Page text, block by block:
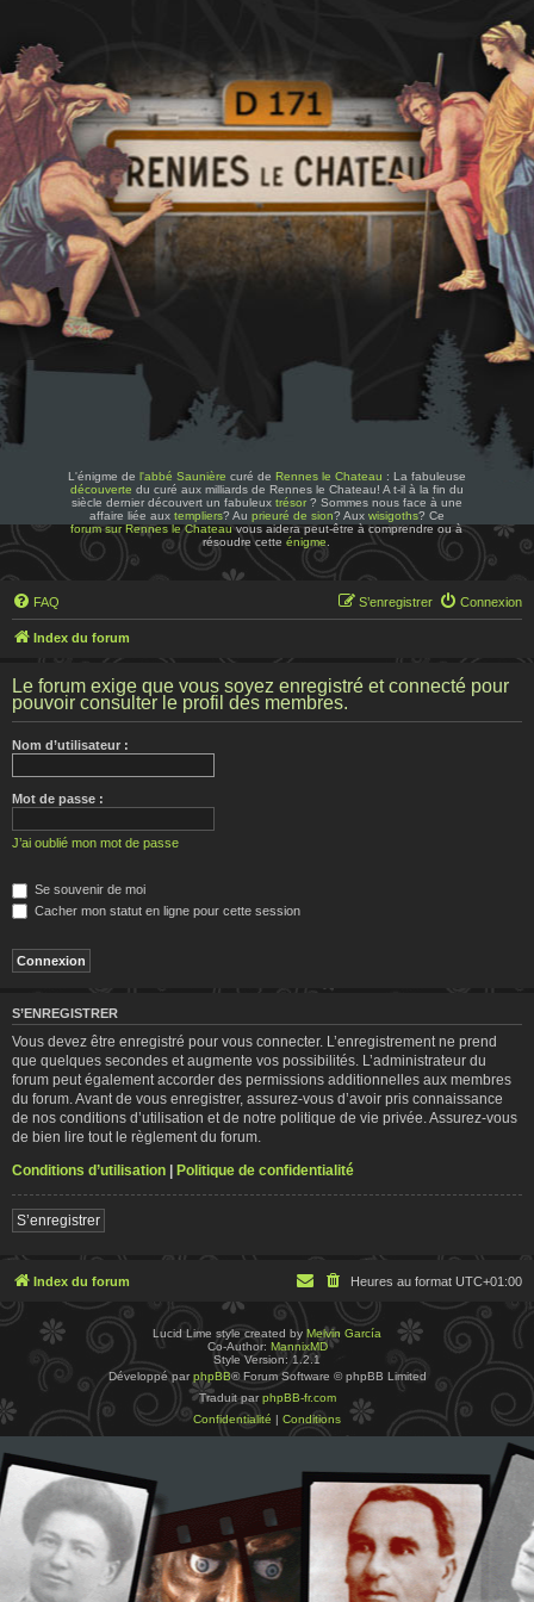
L'énigme de l'abbé Saunière curé de Rennes le Chateau : La fabuleuse
découverte du curé aux milliards de Rennes le Chateau! A t-il à la fin du
siècle dernier découvert un fabuleux trésor? Sommes nous face à une
affaire liée aux templiers? Au prieuré de sion? Aux wisigoths? Ce
forum sur Rennes le Chateauvous aidera peut-être à comprendre ou à
résoudre cetteénigme
FAQ Connexion
S’enregistrer
Index du forum
Le forum exige que vous soyez enregistré et connecté pour
pouvoir consulter le profil des membres.
Nom d’utilisateur :
Mot de passe :
J’ai oublié mon mot de passe
Se souvenir de moi
Cacher mon statut en ligne pour cette session
S’ENREGISTRER
Vous devez être enregistré pour vous connecter. L’enregistrement ne prend
que quelques secondes et augmente vos possibilités. L’administrateur du
forum peut également accorder des permissions additionnelles aux membres
du forum. Avant de vous enregistrer, assurez-vous d’avoir pris connaissance
de nos conditions d’utilisation et de notre politique de vie privée. Assurez-vous
de bien lire tout le règlement du forum.
Conditions d’utilisation | Politique de confidentialité
S’enregistrer
Index du forum Heures au format UTC+01:00
Lucid Lime style created by Melvin García
Co-Author: MannixMD
Style Version: 1.2.1
Développé par phpBB® Forum Software © phpBB Limited
Traduit par phpBB-fr.com
Confidentialité | Conditions